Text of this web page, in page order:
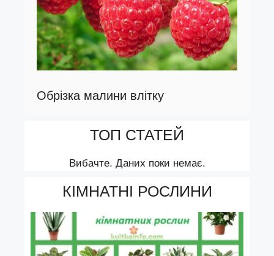
Обрізка малини влітку
ТОП СТАТЕЙ
Вибачте. Даних поки немає.
КІМНАТНІ РОСЛИНИ